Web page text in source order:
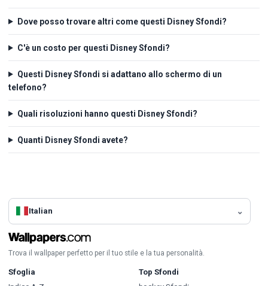
Dove posso trovare altri come questi Disney Sfondi?
C'è un costo per questi Disney Sfondi?
Questi Disney Sfondi si adattano allo schermo di un
telefono?
Quali risoluzioni hanno questi Disney Sfondi?
Quanti Disney Sfondi avete?
Italian
Trova il wallpaper perfetto per il tuo stile e la tua personalità.
Sfoglia
Top Sfondi